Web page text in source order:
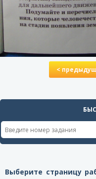
<
Выберите страницу